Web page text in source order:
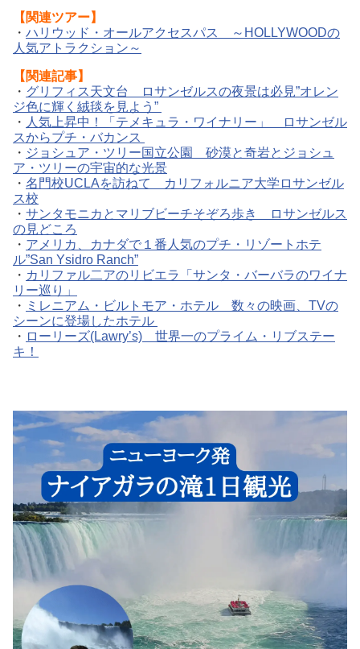
【関連ツアー】
・ ハリウッド・オールアクセスパス ～HOLLYWOODの
人気アトラクション～
【関連記事】
・ グリフィス天文台 ロサンゼルスの夜景は必見”オレン
ジ色に輝く絨毯を見よう”
・ 人気上昇中！「テメキュラ・ワイナリー」 ロサンゼル
スからプチ・バカンス
・ ジョシュア・ツリー国立公園 砂漠と奇岩とジョシュ
ア・ツリーの宇宙的な光景
・ 名門校UCLAを訪ねて カリフォルニア大学ロサンゼル
ス校
・ サンタモニカとマリブビーチそぞろ歩き ロサンゼルス
の見どころ
・ アメリカ、カナダで１番人気のプチ・リゾートホテ
ル”San Ysidro Ranch”
・ カリファル二アのリビエラ「サンタ・バーバラのワイナ
リー巡り」
・ ミレニアム・ビルトモア・ホテル 数々の映画、TVの
シーンに登場したホテル
・ ローリーズ(Lawry’s) 世界一のプライム・リブステー
キ！